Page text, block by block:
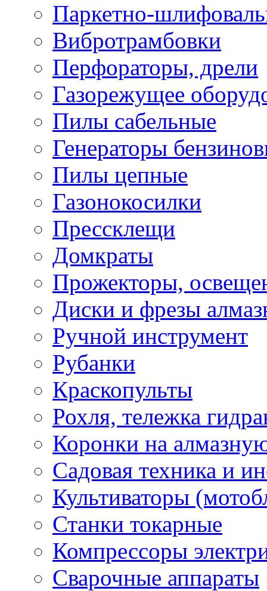
Паркетно-
Вибротрамбовки
Перфораторы, дрели
Газорежущее
Пилы сабельные
Генераторы
Пилы цепные
Газонокосилки
Прессклещи
Домкраты
Прожекторы,
Диски и фрезы
Ручной инструмент
Рубанки
Краскопульты
Рохля, тележка
Коронки на
Садовая техника и
Культиваторы
Станки токарные
Компрессоры
Сварочные аппараты